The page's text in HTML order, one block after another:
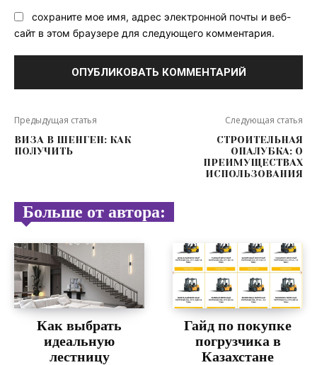
сохраните мое имя, адрес электронной почты и веб-
сайт в этом браузере для следующего комментария.
Предыдущая статья
ВИЗА В ШЕНГЕН: КАК
ПОЛУЧИТЬ
Следующая статья
СТРОИТЕЛЬНАЯ
ОПАЛУБКА: О
ПРЕИМУЩЕСТВАХ
ИСПОЛЬЗОВАНИЯ
Больше от автора:
Как выбрать
идеальную
лестницу
Гайд по покупке
погрузчика в
Казахстане